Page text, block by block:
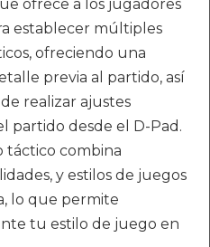
ofrece a los jugadores
establecer múltiples
ofreciendo una
previa al partido, así
realizar ajustes
partido desde el D-Pad.
táctico combina
y estilos de juegos
lo que permite
tu estilo de juego en